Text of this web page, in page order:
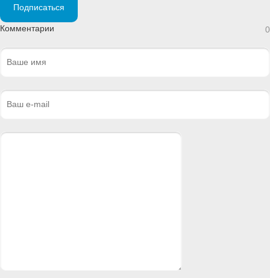
Подписаться
Комментарии 0